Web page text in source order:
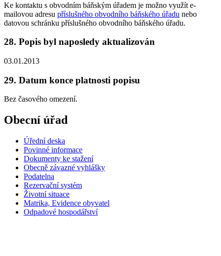
Ke kontaktu s obvodním báňským úřadem je možno využít e-
mailovou adresu příslušného obvodního báňského úřadu nebo
datovou schránku příslušného obvodního báňského úřadu.
28. Popis byl naposledy aktualizován
03.01.2013
29. Datum konce platnosti popisu
Bez časového omezení.
Obecní úřad
Úřední deska
Povinné informace
Dokumenty ke stažení
Obecně závazné vyhlášky
Podatelna
Rezervační systém
Životní situace
Matrika, Evidence obyvatel
Odpadové hospodářství